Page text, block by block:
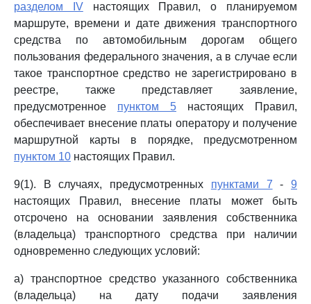
разделом IVнастоящих Правил, о планируемом
маршруте, времени и дате движения транспортного
средства по автомобильным дорогам общего
пользования федерального значения, а в случае если
такое транспортное средство не зарегистрировано в
реестре, также представляет заявление,
предусмотренное пунктом 5 настоящих Правил,
обеспечивает внесение платы оператору и получение
маршрутной карты в порядке, предусмотренном
пунктом 10 настоящих Правил.
9(1). В случаях, предусмотренных пунктами 7 -9
настоящих Правил, внесение платы может быть
отсрочено на основании заявления собственника
(владельца) транспортного средства при наличии
одновременно следующих условий:
а) транспортное средство указанного собственника
(владельца) на дату подачи заявления